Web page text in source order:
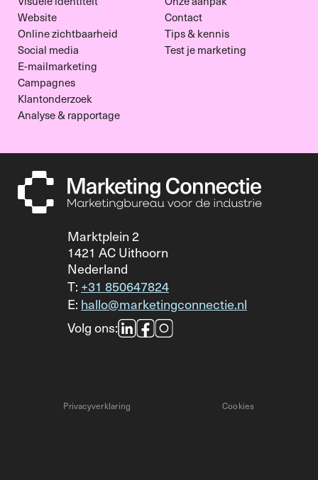
Website
Online zichtbaarheid
Social media
E-mailmarketing
Campagnes
Klantonderzoek
Analyse & rapportage
Contact
Tips & kennis
Test je marketing
Marktplein 2
1421 AC Uithoorn
Nederland
T: +31 850647824
E: hallo@marketingconnectie.nl
Volg ons:
Privacyverklaring Cookies